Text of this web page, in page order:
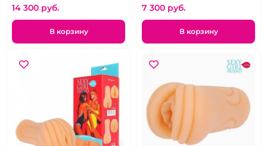
14 300 pуб.
В корзину
7 300 pуб.
В корзину